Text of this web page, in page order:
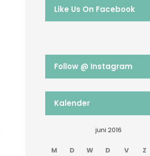
Like Us On Facebook
Follow @ Instagram
Kalender
juni 2016
M D W D V Z